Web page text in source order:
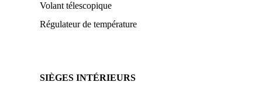
Volant télescopique
Régulateur de température
SIÈGES INTÉRIEURS